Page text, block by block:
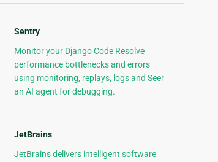
Sentry
Monitor your Django Code Resolve
performance bottlenecks and errors
using monitoring, replays, logs and Seer
an AI agent for debugging.
JetBrains
JetBrains delivers intelligent software